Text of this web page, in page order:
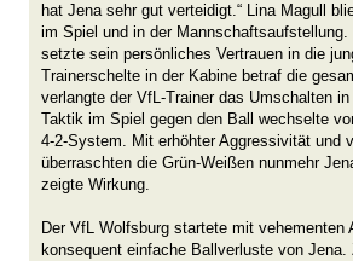
hat Jena sehr gut verteidigt.“ Lina Magull
im Spiel und in der
setzte sein persönliches Vertrauen in die
Trainerschelte in der Kabine betraf die
verlangte der VfL-Trainer das Umschalten
Taktik im Spiel gegen den Ball wechselte
4-2-System. Mit erhöhter Aggressivität und
überraschten die Grün-Weißen nunmehr
zeigte Wirkung.
Der VfL Wolfsburg startete mit
konsequent einfache Ballverluste von